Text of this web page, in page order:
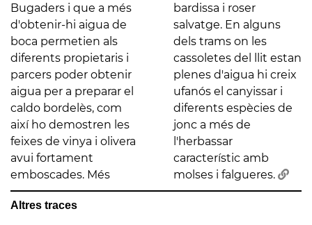
Bugaders i que a més
d'obtenir-hi aigua de
boca permetien als
diferents propietaris i
parcers poder obtenir
aigua per a preparar el
caldo bordelès, com
així ho demostren les
feixes de vinya i olivera
avui fortament
emboscades. Més
bardissa i roser
salvatge. En alguns
dels trams on les
cassoletes del llit estan
plenes d'aigua hi creix
ufanós el canyissar i
diferents espècies de
jonc a més de
l'herbassar
característic amb
molses i falgueres.
Altres traces